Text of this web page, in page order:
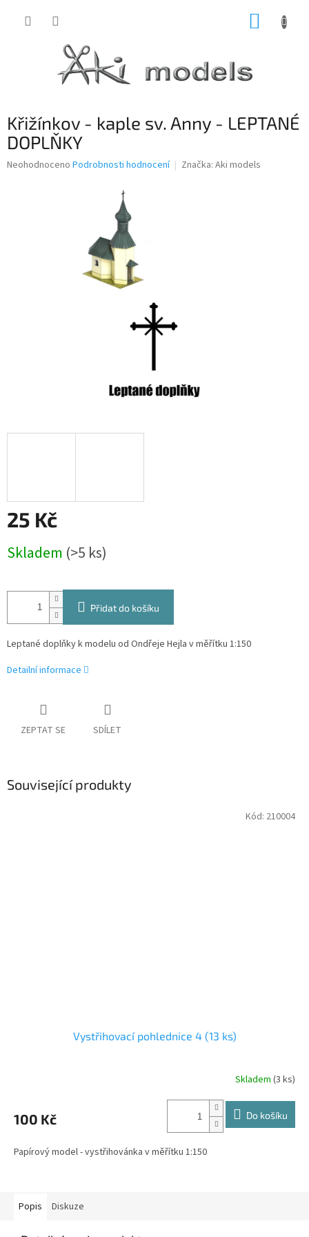
Křižínkov - kaple sv. Anny - LEPTANÉ
DOPLŇKY
Průměrné
Neohodnoceno Podrobnosti hodnocení Značka: Aki models
25 Kč
cena:
Skladem (>5 ks)
Přidat do košíku
Leptané doplňky k modelu od Ondřeje Hejla v měřítku 1:150
Detailní informace
ZEPTAT SE SDÍLET
Související produkty
Vystřihovací pohlednice 4 (13 ks)
Skladem (3 ks)
100 Kč Do košíku
Papírový model - vystřihovánka v měřítku 1:150
Kód: 210004
Popis Diskuze